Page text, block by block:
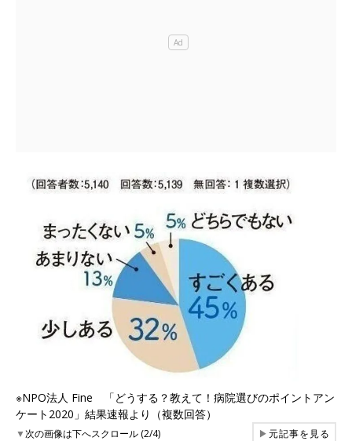
※NPO法人 Fine 「どうする？教えて！病院選びのポイントアン
ケート2020」結果速報より（複数回答）
▼次の画像は下へスクロール (2/4) ▶元記事を見る